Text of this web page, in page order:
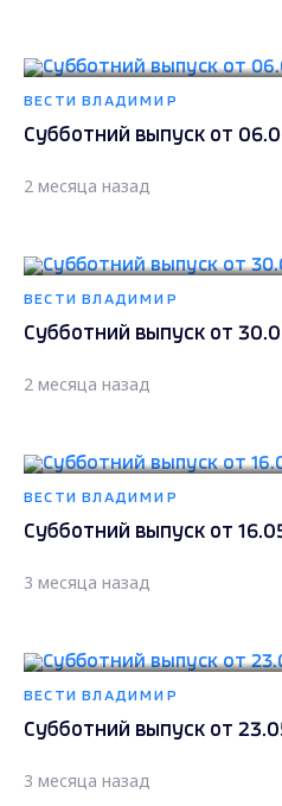
ВЕСТИ ВЛАДИМИР
Субботний выпуск от
2 месяца назад
ВЕСТИ ВЛАДИМИР
Субботний выпуск от
2 месяца назад
ВЕСТИ ВЛАДИМИР
Субботний выпуск от
3 месяца назад
ВЕСТИ ВЛАДИМИР
Субботний выпуск от
3 месяца назад